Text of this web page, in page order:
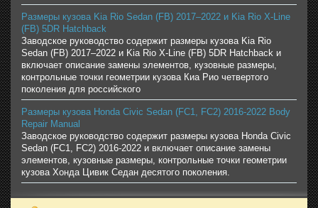
Размеры кузова Kia Rio Sedan (FB) 2017–2022 и Kia Rio X-Line
(FB) 5DR Hatchback
Заводское руководство содержит размеры кузова Kia Rio
Sedan (FB) 2017–2022 и Kia Rio X-Line (FB) 5DR Hatchback и
включает описание замены элементов, кузовные размеры,
контрольные точки геометрии кузова Киа Рио четвертого
поколения для российского
Размеры кузова Honda Civic Sedan (FC1, FC2) 2016-2022 Body
Repair Manual
Заводское руководство содержит размеры кузова Honda Civic
Sedan (FC1, FC2) 2016-2022 и включает описание замены
элементов, кузовные размеры, контрольные точки геометрии
кузова Хонда Цивик Седан десятого поколения.